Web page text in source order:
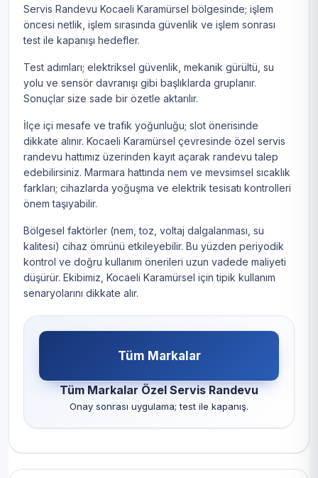
Servis Randevu Kocaeli Karamürsel bölgesinde; işlem
öncesi netlik, işlem sırasında güvenlik ve işlem sonrası
test ile kapanışı hedefler.
Test adımları; elektriksel güvenlik, mekanik gürültü, su
yolu ve sensör davranışı gibi başlıklarda gruplanır.
Sonuçlar size sade bir özetle aktarılır.
İlçe içi mesafe ve trafik yoğunluğu; slot önerisinde
dikkate alınır. Kocaeli Karamürsel çevresinde özel servis
randevu hattımız üzerinden kayıt açarak randevu talep
edebilirsiniz. Marmara hattında nem ve mevsimsel sıcaklık
farkları; cihazlarda yoğuşma ve elektrik tesisatı kontrolleri
önem taşıyabilir.
Bölgesel faktörler (nem, toz, voltaj dalgalanması, su
kalitesi) cihaz ömrünü etkileyebilir. Bu yüzden periyodik
kontrol ve doğru kullanım önerileri uzun vadede maliyeti
düşürür. Ekibimiz, Kocaeli Karamürsel için tipik kullanım
senaryolarını dikkate alır.
Tüm Markalar
Tüm Markalar Özel Servis Randevu
Onay sonrası uygulama; test ile kapanış.